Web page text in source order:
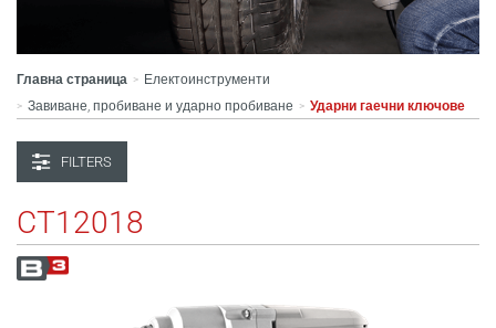
Главна страница > Електоинструменти
> Завиване, пробиване и ударно пробиване > Ударни гаечни ключове
FILTERS
CT12018